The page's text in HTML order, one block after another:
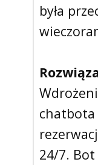
była
chatbota
24/7.